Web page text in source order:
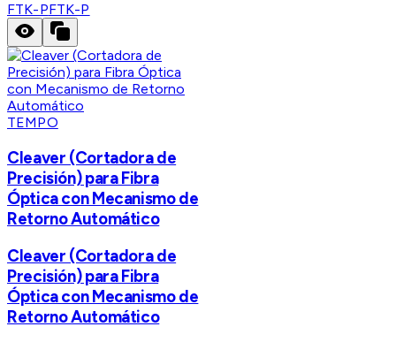
FTK-PFTK-P
TEMPO
Cleaver (Cortadora de
Precisión) para Fibra
Óptica con Mecanismo de
Retorno Automático
Cleaver (Cortadora de
Precisión) para Fibra
Óptica con Mecanismo de
Retorno Automático